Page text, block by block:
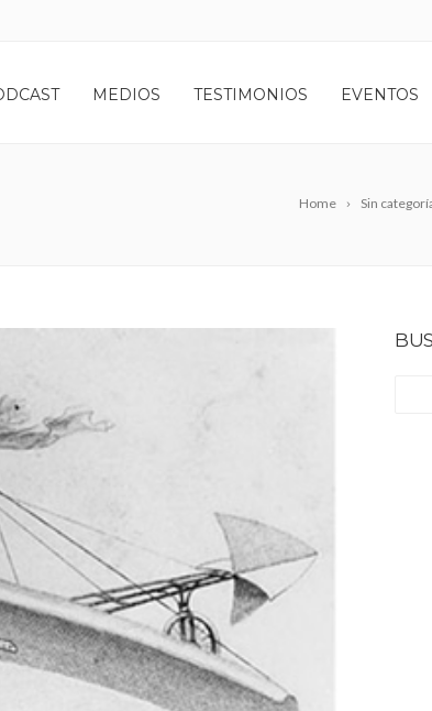
MEDIOS TESTIMONIOS EVENTOS
Home Sin